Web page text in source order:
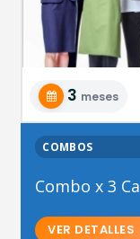
3 meses
COMBOS
Combo x 3